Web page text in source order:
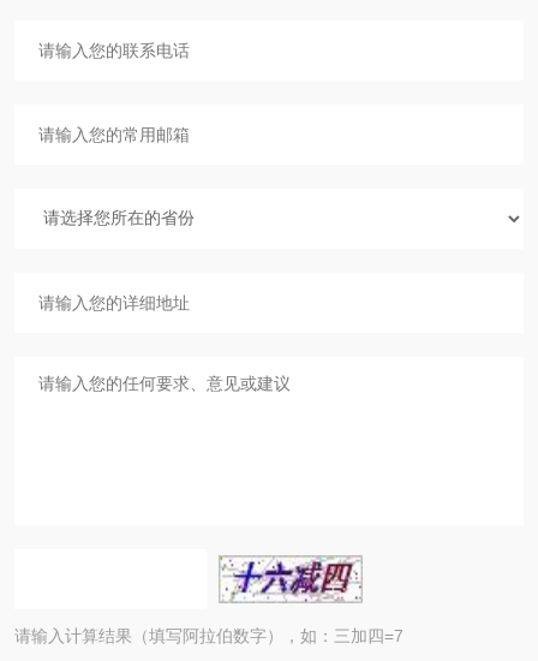
请输入计算结果（填写阿拉伯数字），如：三加四=7